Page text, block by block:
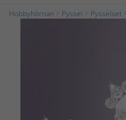
Hobbyhörnan Pyssel Pysselset